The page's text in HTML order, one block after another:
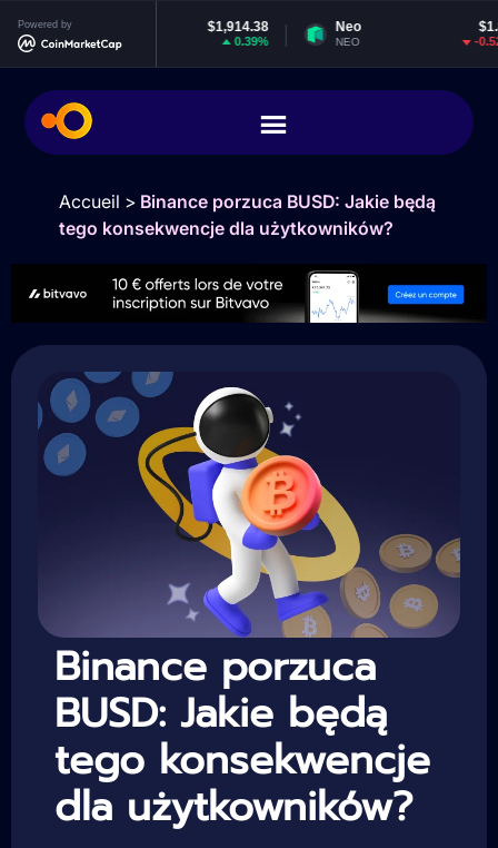
Powered by
Ethereum
ETH
Neo
Accueil > Binance porzuca BUSD: Jakie będą
tego konsekwencje dla użytkowników?
Binance porzuca
BUSD: Jakie będą
tego konsekwencje
dla użytkowników?